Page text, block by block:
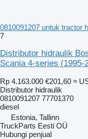
0810091207 untuk tractor
7
Distributor hidraulik
Scania 4-series (1995-
Rp 4.163.000 €201,60 ≈
Distributor hidraulik
0810091207 77701370
diesel
Estonia, Tallinn
TruckParts Eesti OÜ
Hubungi penjual